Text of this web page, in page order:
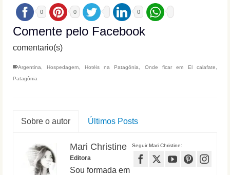
0 0 0
Comente pelo Facebook
comentario(s)
Argentina ,Hospedagem Hotéis na Patagônia Onde ficar em El calafate
Patagônia
Sobre o autor Últimos Posts
Seguir Mari Christine:
Mari Christine
Editora
Sou formada em